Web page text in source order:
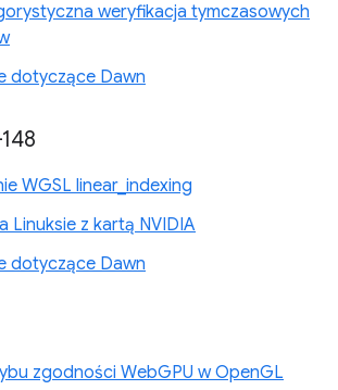
weryfikacja tymczasowych
dotyczące Dawn
WGSL linear_indexing
Linuksie z kartą NVIDIA
dotyczące Dawn
zgodności WebGPU w OpenGL